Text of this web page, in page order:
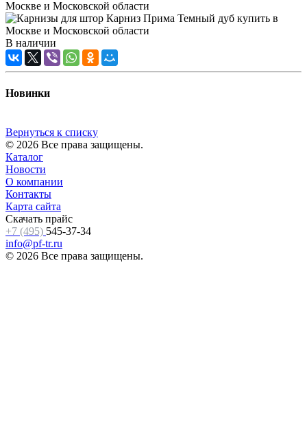
В наличии
Новинки
Вернуться к списку
© 2026 Все права защищены.
Каталог
Новости
О компании
Контакты
Карта сайта
Скачать прайс
+7 (495) 545-37-34
info@pf-tr.ru
© 2026 Все права защищены.